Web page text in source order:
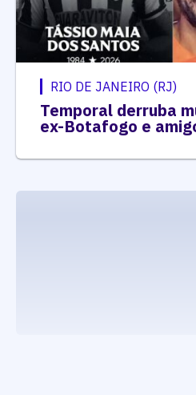
RIO DE JANEIRO (RJ)
Temporal derruba
ex-Botafogo e